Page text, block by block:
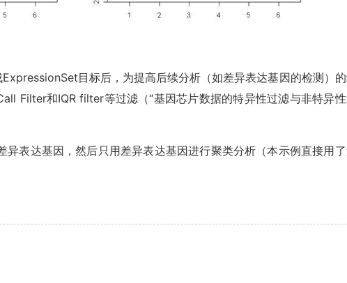
目标后，为提高后续分析（如差异表达基因的检测）
Filter和IQR filter等过滤（“基因芯片数据的特异性过滤与非特异
异表达基因，然后只用差异表达基因进行聚类分析（本示例直接用